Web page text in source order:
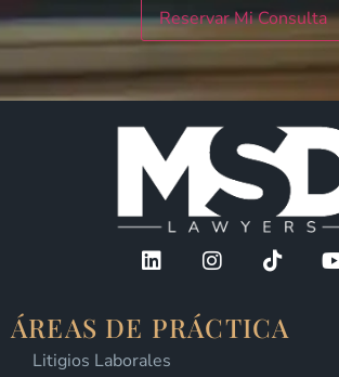
ÁREAS DE PRÁCTICA
Litigios Laborales